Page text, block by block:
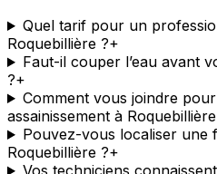
Quel tarif pour un
Roquebillière ?+
Faut-il couper l’eau avant
?+
Comment vous joindre
assainissement à
Pouvez-vous localiser une
Roquebillière ?+